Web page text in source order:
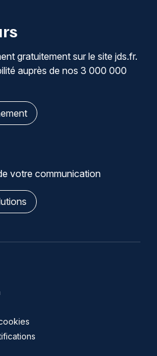
gratuitement sur le site jds.fr.
auprès de nos 3 000 000
votre communication